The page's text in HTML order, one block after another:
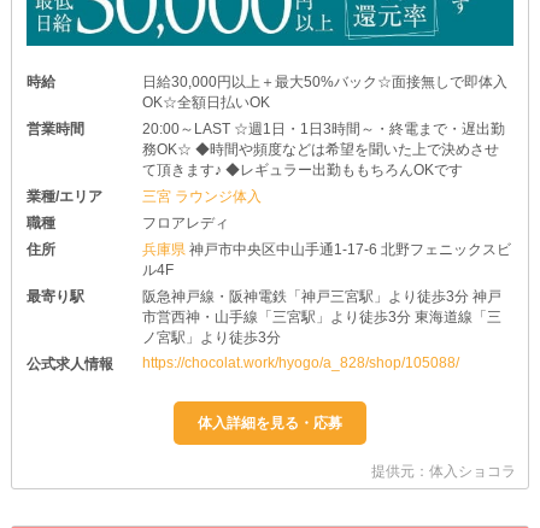
時給
日給30,000円以上＋最大50%バック☆面接無しで即体入
OK☆全額日払いOK
営業時間
20:00～LAST ☆週1日・1日3時間～・終電まで・遅出勤
務OK☆ ◆時間や頻度などは希望を聞いた上で決めさせ
て頂きます♪ ◆レギュラー出勤ももちろんOKです
業種/エリア
三宮 ラウンジ体入
職種
フロアレディ
住所
兵庫県神戸市中央区中山手通1-17-6 北野フェニックスビ
ル4F
最寄り駅
阪急神戸線・阪神電鉄「神戸三宮駅」より徒歩3分 神戸
市営西神・山手線「三宮駅」より徒歩3分 東海道線「三
ノ宮駅」より徒歩3分
公式求人情報
https://chocolat.work/hyogo/a_828/shop/105088/
提供元：体入ショコラ